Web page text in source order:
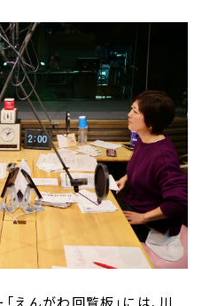
えんがわ回覧板」には、川